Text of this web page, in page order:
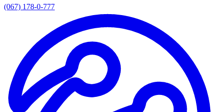
(067) 178-0-777